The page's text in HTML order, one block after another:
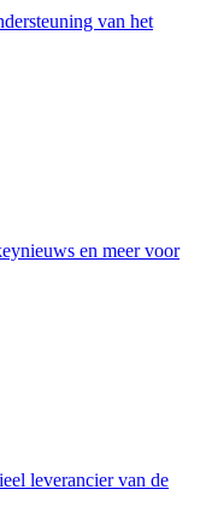
van het
en meer voor
leverancier van de